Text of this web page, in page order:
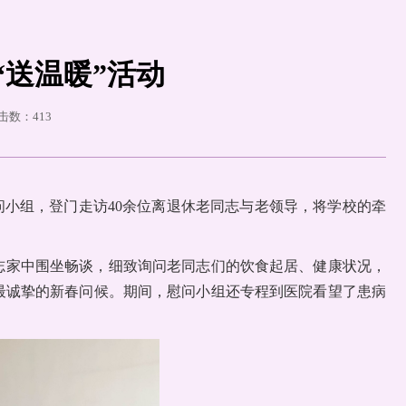
温暖”活动
数： 413
组，登门走访40余位离退休老同志与老领导，将学校的牵
中围坐畅谈，细致询问老同志们的饮食起居、健康状况，
挚的新春问候。期间，慰问小组还专程到医院看望了患病